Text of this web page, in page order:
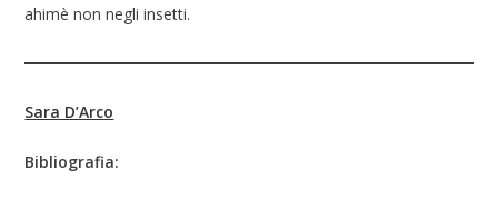
ahimè non negli insetti.
Sara D’Arco
Bibliografia: